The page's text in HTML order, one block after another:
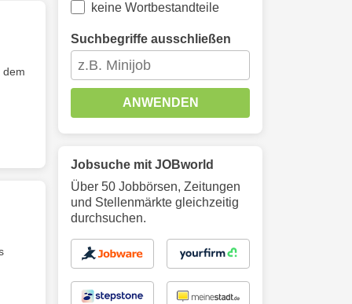
keine Wortbestandteile
Suchbegriffe ausschließen
ANWENDEN
Jobsuche mit JOBworld
Über 50 Jobbörsen, Zeitungen
und Stellenmärkte gleichzeitig
durchsuchen.